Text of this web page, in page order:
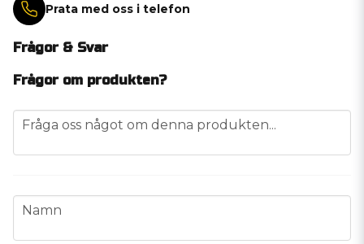
Prata med oss i telefon
Frågor & Svar
Frågor om produkten?
question
Fråga oss något om denna produkten...
name
Namn